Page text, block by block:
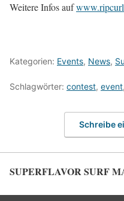
Weitere Infos auf
Kategorien: Events, News,
Schlagwörter: contest, event,
Schreibe
SUPERFLAVOR SURF